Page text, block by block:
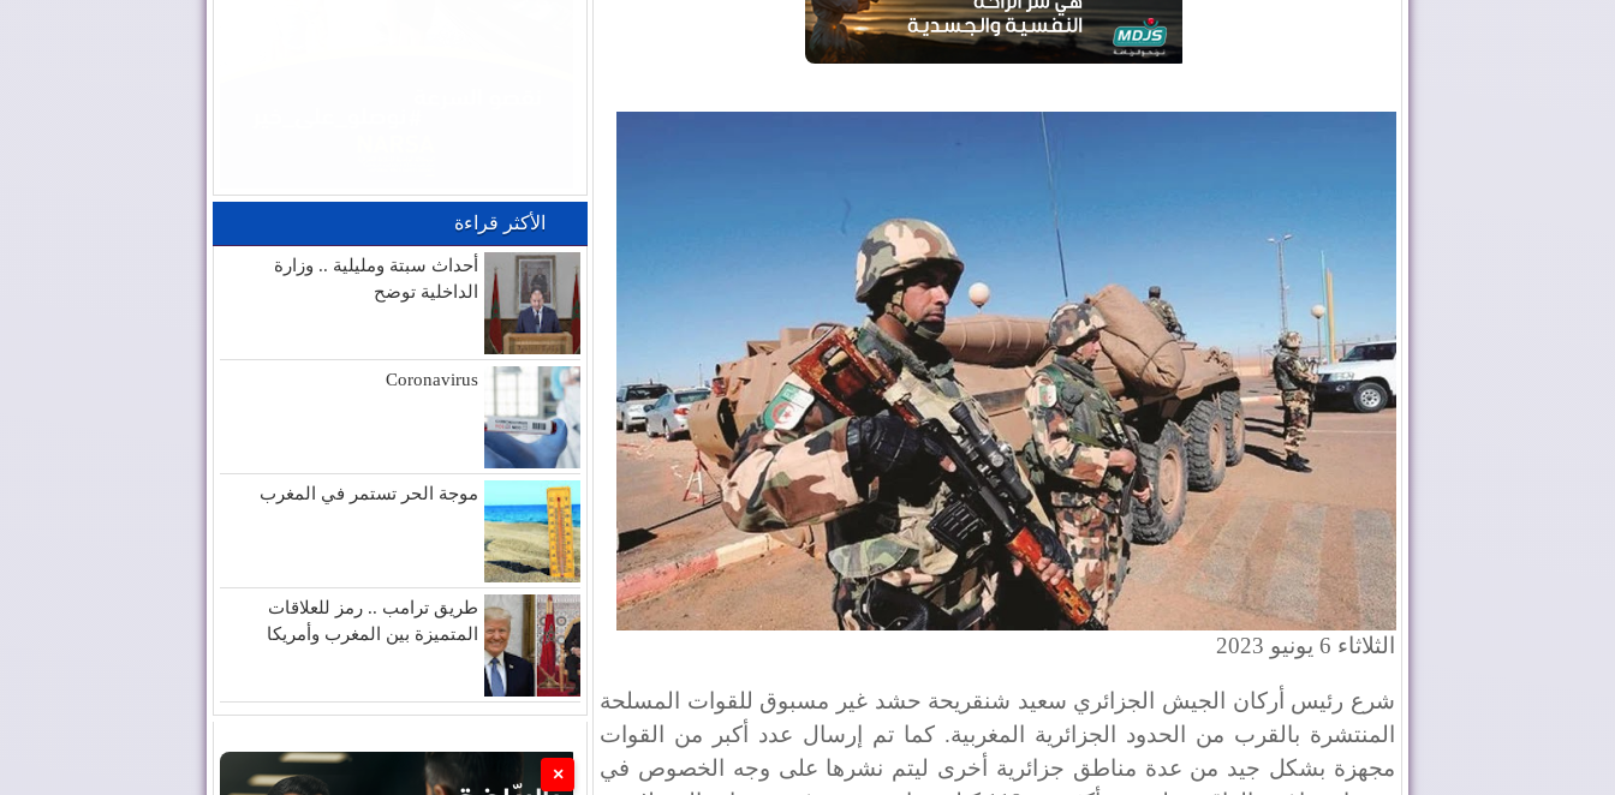
الثلاثاء 6 يونيو 2023
شرع رئيس أركان الجيش الجزائري سعيد شنقريحة حشد غير مسبوق للقوات المسلحة
المنتشرة بالقرب من الحدود الجزائرية المغربية. كما تم إرسال عدد أكبر من القوات
مجهزة بشكل جيد من عدة مناطق جزائرية أخرى ليتم نشرها على وجه الخصوص في
الأكثر قراءة
أحداث سبتة ومليلية .. وزارة
الداخلية توضح
Coronavirus
موجة الحر تستمر في المغرب
طريق ترامب .. رمز للعلاقات
المتميزة بين المغرب وأمريكا
×